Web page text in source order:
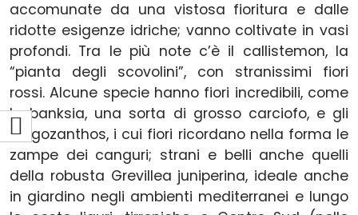
accomunate da una vistosa fioritura e dalle
ridotte esigenze idriche; vanno coltivate in vasi
profondi. Tra le più note c’è il callistemon, la
“pianta degli scovolini”, con stranissimi fiori
rossi. Alcune specie hanno fiori incredibili, come
la banksia, una sorta di grosso carciofo, e gli
Anigozanthos, i cui fiori ricordano nella forma le
zampe dei canguri; strani e belli anche quelli
della robusta Grevillea juniperina, ideale anche
in giardino negli ambienti mediterranei e lungo